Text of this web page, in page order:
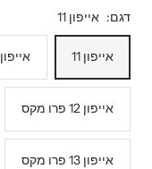
דגם: אייפון 11
אייפון 11 אייפון 12
אייפון 12 פרו מקס
אייפון 13 פרו מקס